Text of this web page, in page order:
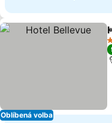
Oblíbená volba